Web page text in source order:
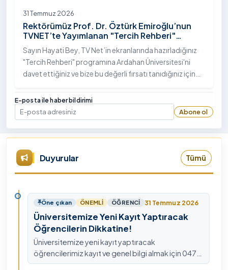
31 Temmuz 2026
Rektörümüz Prof. Dr. Öztürk Emiroğlu’nun
TVNET’te Yayımlanan "Tercih Rehberi"
Programındaki Röportajı
Sayın Hayati Bey, TV Net’in ekranlarında hazırladığınız
"Tercih Rehberi" programına Ardahan Üniversitesi'ni
davet ettiğiniz ve bize bu değerli fırsatı tanıdığınız için
teşekkürlerimi sunuyorum.
E-posta ile haber bildirimi
E-posta
Abone ol
Duyurular Tümü
Öne çıkan ÖNEMLI ÖĞRENCI 31 Temmuz 2026
Üniversitemize Yeni Kayıt Yaptıracak
Öğrencilerin Dikkatine!
Üniversitemize yeni kayıt yaptıracak
öğrencilerimiz kayıt ve genel bilgi almak için 0478
211 75 75 Dahili: 1913 nolu telefondan